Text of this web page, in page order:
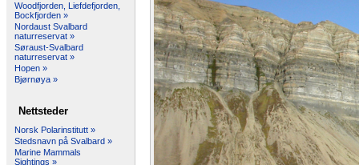
Woodfjorden, Liefdefjorden,
Bockfjorden »
Nordaust Svalbard
naturreservat »
Søraust-Svalbard
naturreservat »
Hopen »
Bjørnøya »
Nettsteder
Norsk Polarinstitutt »
Stedsnavn på Svalbard »
Marine Mammals
Sightings »